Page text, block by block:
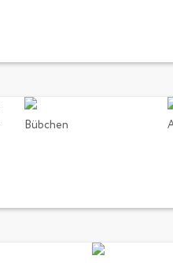
Bübchen